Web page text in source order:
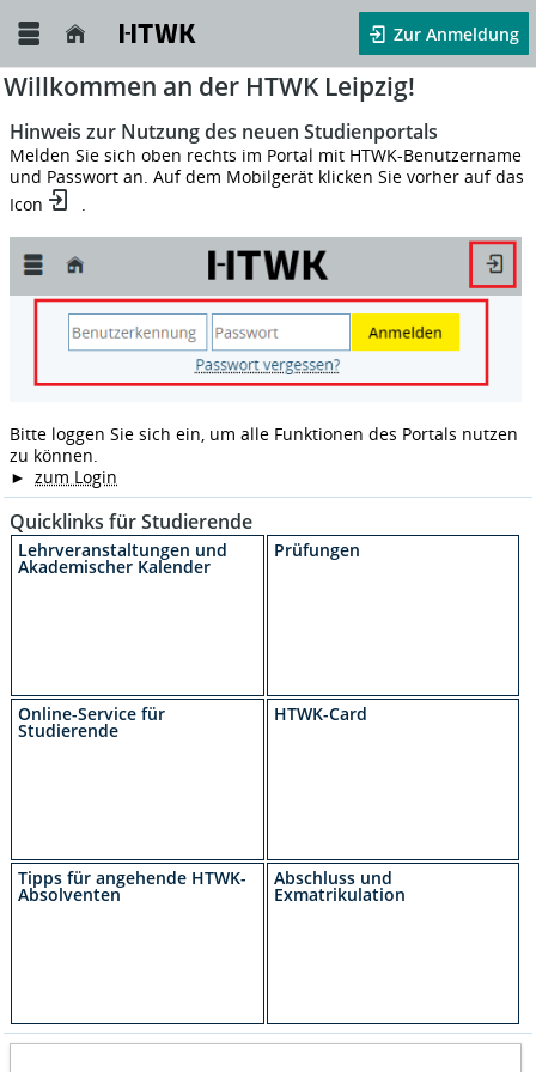
Zur Anmeldung
Willkommen an der HTWK Leipzig!
Hinweis zur Nutzung des neuen Studienportals
Melden Sie sich oben rechts im Portal mit HTWK-Benutzername
und Passwort an. Auf dem Mobilgerät klicken Sie vorher auf das
Icon
Bitte loggen Sie sich ein, um alle Funktionen des Portals nutzen
zu können.
► zum Login
Quicklinks für Studierende
Lehrveranstaltungen und
Akademischer Kalender
Prüfungen
Online-Service für
Studierende
HTWK-Card
Tipps für angehende HTWK-
Absolventen
Abschluss und
Exmatrikulation